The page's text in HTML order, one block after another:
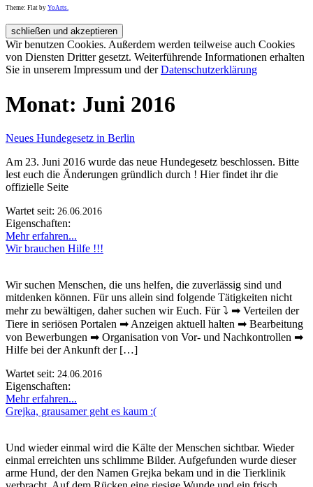
Theme: Flat by YoArts.
Wir benutzen Cookies. Außerdem werden teilweise auch Cookies
von Diensten Dritter gesetzt. Weiterführende Informationen erhalten
Sie in unserem Impressum und derDatenschutzerklärung
Monat: Juni 2016
Neues Hundegesetz in Berlin
Am 23. Juni 2016 wurde das neue Hundegesetz beschlossen. Bitte
lest euch die Änderungen gründlich durch ! Hier findet ihr die
offizielle Seite
Wartet seit: 26.06.2016
Eigenschaften:
Mehr erfahren...
Wir brauchen Hilfe !!!
Wir suchen Menschen, die uns helfen, die zuverlässig sind und
mitdenken können. Für uns allein sind folgende Tätigkeiten nicht
mehr zu bewältigen, daher suchen wir Euch. Für ⤵ ➡ Verteilen der
Tiere in seriösen Portalen ➡ Anzeigen aktuell halten ➡ Bearbeitung
von Bewerbungen ➡ Organisation von Vor- und Nachkontrollen ➡
Hilfe bei der Ankunft der […]
Wartet seit: 24.06.2016
Eigenschaften:
Mehr erfahren...
Grejka, grausamer geht es kaum :(
Und wieder einmal wird die Kälte der Menschen sichtbar. Wieder
einmal erreichten uns schlimme Bilder. Aufgefunden wurde dieser
arme Hund, der den Namen Grejka bekam und in die Tierklinik